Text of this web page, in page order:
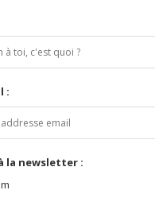
:
la newsletter :